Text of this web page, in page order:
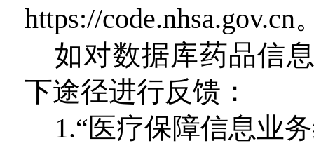
https://code.nhsa.gov.cn
如对数据库药品信
下途径进行反馈：
1.“医疗保障信息业